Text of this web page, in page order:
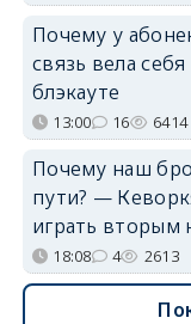
Почему у
связь вела
блэкауте
13:00 16 6414
Почему наш
пути? —
играть вторым
18:08 4 2613